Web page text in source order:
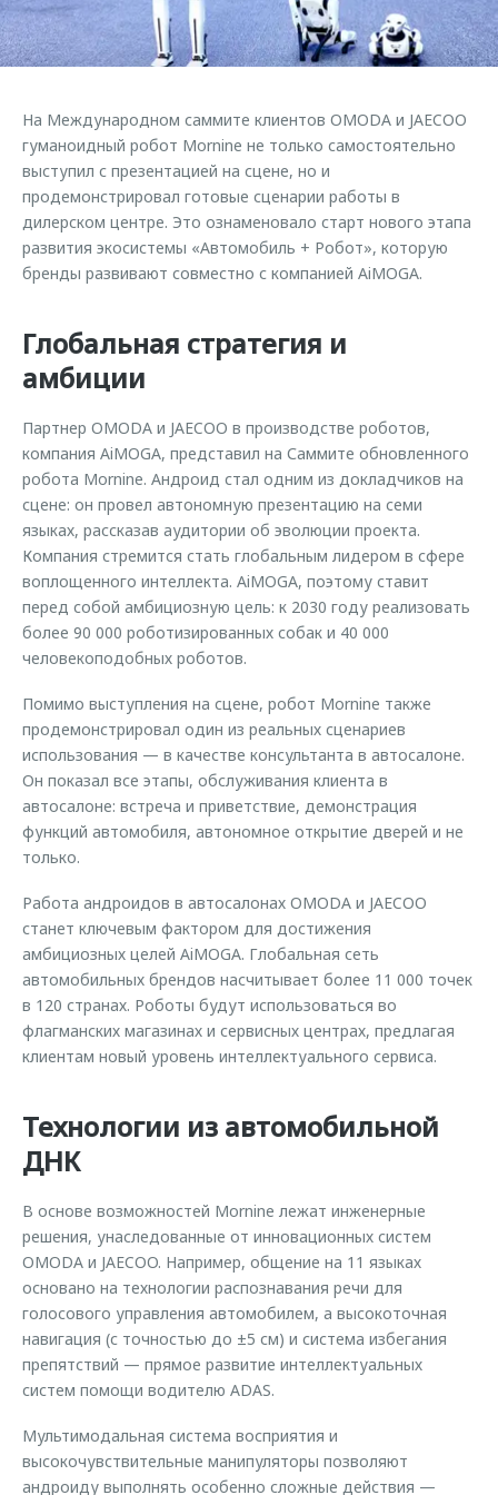
Страхование
Кредитный калькулятор
Одежда и сувениры
Оригинальные аксессуары
Запчасти
Трейд-ин
Клиентская поддержка
O&J Автоклуб
Приложение O&J
Аксессуары
Одежда и сувениры
Оригинальные аксессуары
Обратная связь
На Международном саммите клиентов OMODA и JAECOO
гуманоидный робот Mornine не только самостоятельно
выступил с презентацией на сцене, но и
продемонстрировал готовые сценарии работы в
дилерском центре. Это ознаменовало старт нового этапа
развития экосистемы «Автомобиль + Робот», которую
бренды развивают совместно с компанией AiMOGA.
Глобальная стратегия и
амбиции
Партнер OMODA и JAECOO в производстве роботов,
компания AiMOGA, представил на Саммите обновленного
робота Mornine. Андроид стал одним из докладчиков на
сцене: он провел автономную презентацию на семи
языках, рассказав аудитории об эволюции проекта.
Компания стремится стать глобальным лидером в сфере
воплощенного интеллекта. AiMOGA, поэтому ставит
перед собой амбициозную цель: к 2030 году реализовать
более 90 000 роботизированных собак и 40 000
человекоподобных роботов.
Помимо выступления на сцене, робот Mornine также
продемонстрировал один из реальных сценариев
использования — в качестве консультанта в автосалоне.
Он показал все этапы, обслуживания клиента в
автосалоне: встреча и приветствие, демонстрация
функций автомобиля, автономное открытие дверей и не
только.
Работа андроидов в автосалонах OMODA и JAECOO
станет ключевым фактором для достижения
амбициозных целей AiMOGA. Глобальная сеть
автомобильных брендов насчитывает более 11 000 точек
в 120 странах. Роботы будут использоваться во
флагманских магазинах и сервисных центрах, предлагая
клиентам новый уровень интеллектуального сервиса.
Технологии из автомобильной
ДНК
В основе возможностей Mornine лежат инженерные
решения, унаследованные от инновационных систем
OMODA и JAECOO. Например, общение на 11 языках
основано на технологии распознавания речи для
голосового управления автомобилем, а высокоточная
навигация (с точностью до ±5 см) и система избегания
препятствий — прямое развитие интеллектуальных
систем помощи водителю ADAS.
Мультимодальная система восприятия и
высокочувствительные манипуляторы позволяют
андроиду выполнять особенно сложные действия —